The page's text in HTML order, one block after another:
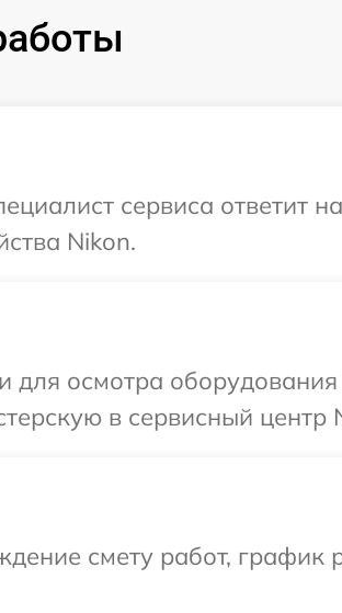
сервиса ответит
Nikon.
для осмотра
в сервисный центр
смету работ, график